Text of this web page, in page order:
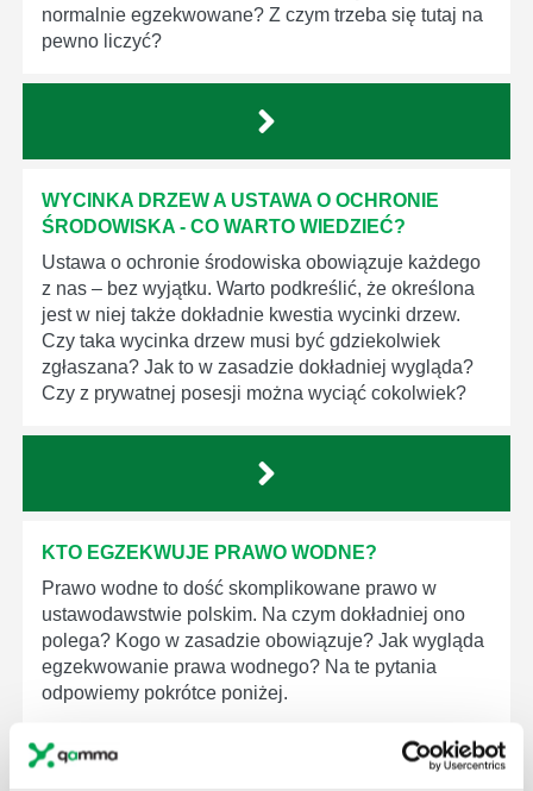
normalnie egzekwowane? Z czym trzeba się tutaj na
pewno liczyć?
WYCINKA DRZEW A USTAWA O OCHRONIE
ŚRODOWISKA - CO WARTO WIEDZIEĆ?
Ustawa o ochronie środowiska obowiązuje każdego
z nas – bez wyjątku. Warto podkreślić, że określona
jest w niej także dokładnie kwestia wycinki drzew.
Czy taka wycinka drzew musi być gdziekolwiek
zgłaszana? Jak to w zasadzie dokładniej wygląda?
Czy z prywatnej posesji można wyciąć cokolwiek?
KTO EGZEKWUJE PRAWO WODNE?
Prawo wodne to dość skomplikowane prawo w
ustawodawstwie polskim. Na czym dokładniej ono
polega? Kogo w zasadzie obowiązuje? Jak wygląda
egzekwowanie prawa wodnego? Na te pytania
odpowiemy pokrótce poniżej.